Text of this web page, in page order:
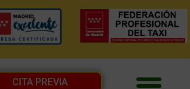
CITA PREVIA